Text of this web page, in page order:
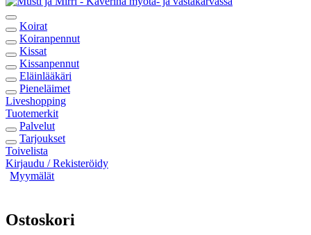
Koirat
Koiranpennut
Kissat
Kissanpennut
Eläinlääkäri
Pieneläimet
Liveshopping
Tuotemerkit
Palvelut
Tarjoukset
Toivelista
Kirjaudu / Rekisteröidy
Myymälät
Ostoskori